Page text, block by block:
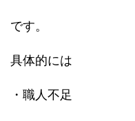
です。
具体的には
・職人不足